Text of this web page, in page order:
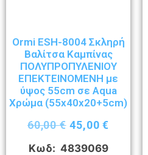
Ormi ESH-8004 Σκληρή
Βαλίτσα Καμπίνας
ΠΟΛΥΠΡΟΠΥΛΕΝΙΟΥ
ΕΠΕΚΤΕΙΝΟΜΕΝΗ με
ύψος 55cm σε Aqua
Χρώμα (55x40x20+5cm)
60,00€ 45,00€
Κωδ: 4839069